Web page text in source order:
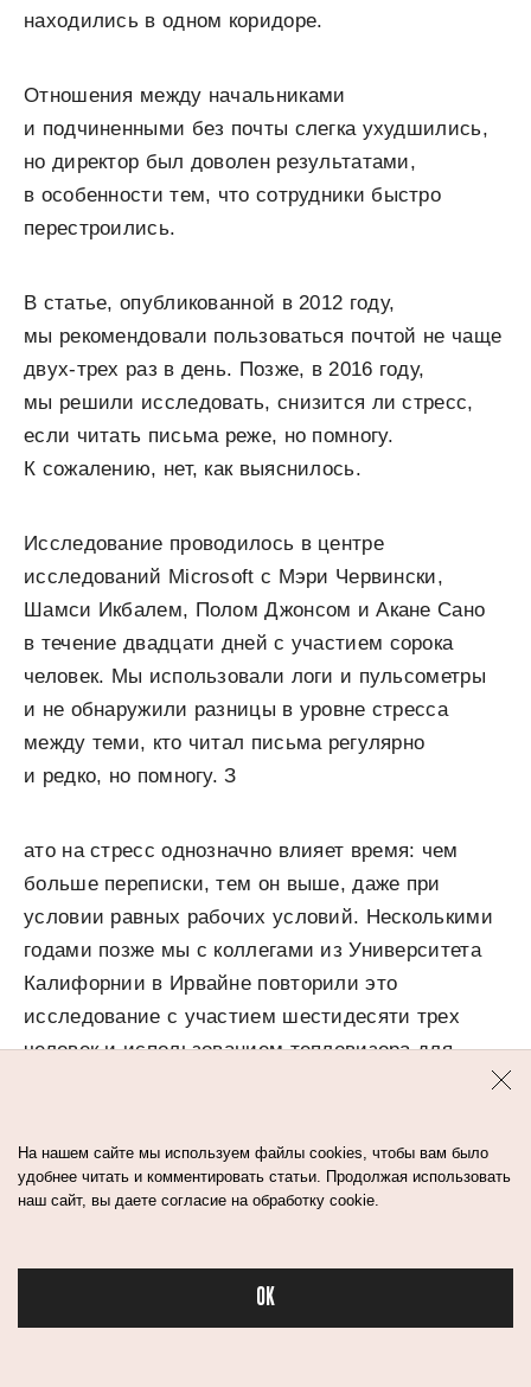
Бьюти в спорте
находились в одном коридоре.
Отношения между начальниками
и подчиненными без почты слегка ухудшились,
но директор был доволен результатами,
в особенности тем, что сотрудники быстро
перестроились.
В статье, опубликованной в 2012 году,
мы рекомендовали пользоваться почтой не чаще
двух-трех раз в день. Позже, в 2016 году,
мы решили исследовать, снизится ли стресс,
если читать письма реже, но помногу.
К сожалению, нет, как выяснилось.
Исследование проводилось в центре
исследований Microsoft с Мэри Червински,
Шамси Икбалем, Полом Джонсом и Акане Сано
в течение двадцати дней с участием сорока
человек. Мы использовали логи и пульсометры
и не обнаружили разницы в уровне стресса
между теми, кто читал письма регулярно
и редко, но помногу. З
ато на стресс однозначно влияет время: чем
больше переписки, тем он выше, даже при
условии равных рабочих условий. Несколькими
годами позже мы с коллегами из Университета
Калифорнии в Ирвайне повторили это
исследование с участием шестидесяти трех
человек и использованием тепловизора для
Результаты оказались идентичными, а в придачу
мы заметили, что невротики испытывают
Из этого следует, что без электронной почты
На нашем сайте мы используем файлы cookies, чтобы вам было
удобнее читать и комментировать статьи. Продолжая использовать
наш сайт, вы даете согласие на обработку cookie.
OK